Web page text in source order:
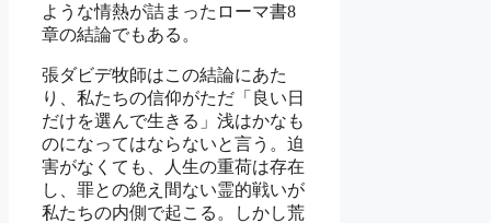
ような情熱が詰まったローマ書8
章の結論でもある。
張ダビデ牧師はこの結論にあた
り、私たちの信仰がただ「良い日
だけを選んで生きる」浅はかなも
のになってはならないと言う。迫
害がなくても、人生の重荷は存在
し、罪との絶え間ない霊的戦いが
私たちの内側で起こる。しかし荒